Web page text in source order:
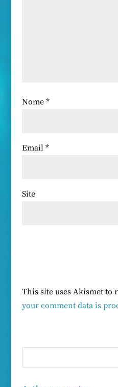
Nome *
Email *
Site
This site uses Akismet to
your comment data is